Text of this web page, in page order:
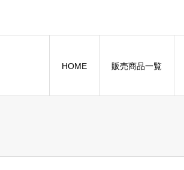
HOME 販売商品一覧